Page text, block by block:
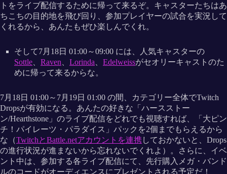
トをライブ配信するために帰って来るぞ。キャスターたちはあ
ちこちの目的地を飛び回り、参加プレイヤーの試合を実況して
くれるから、あんたもぜひ楽しんでくれ。
そして7月18日 01:00～09:00 には、人気キャスターの
Sottle、 Raven、 Lorinda、 Edelweissがセオリーキャストのた
めに帰って来るからな。
7月18日 01:00～7月19日 01:00 の間、カテゴリー全体でTwitch
Dropsが有効になる。あんたの好きな「ハースストー
ン/Hearthstone」のライブ配信をどれでも視聴すれば、「大ピン
チ！パイレーツ・パラダイス」パックを2個までもらえるから
な（TwitchとBattle.netアカウントを連携しておかないと、Drops
の進行状況が進まないから忘れないでくれよ）。さらに、イベ
ント中は、参加する各ライブ配信にて、先行購入メガ・バンド
ルのコードがオーディエンスにプレゼントされる予定だ！